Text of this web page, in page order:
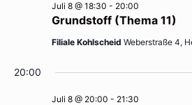
2026
Grundstoff (Thema 11)
Juli 8 @ 18:30 - 20:00
Filiale Kohlscheid Weberstraße 4,
20:00
Juli 8 @ 20:00 - 21:30